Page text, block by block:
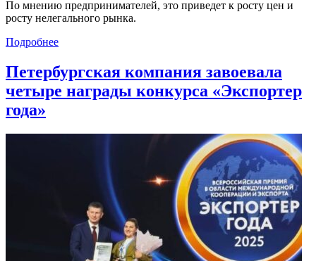
По мнению предпринимателей, это приведет к росту цен и
росту нелегального рынка.
Подробнее
Петербургская компания завоевала
четыре награды конкурса «Экспортер
года»